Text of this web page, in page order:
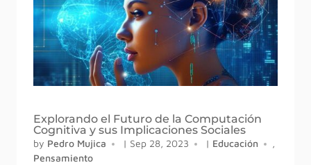
Explorando el Futuro de la Computación
Cognitiva y sus Implicaciones Sociales
by Pedro Mujica | Sep 28, 2023 | Educación
,
Pensamiento